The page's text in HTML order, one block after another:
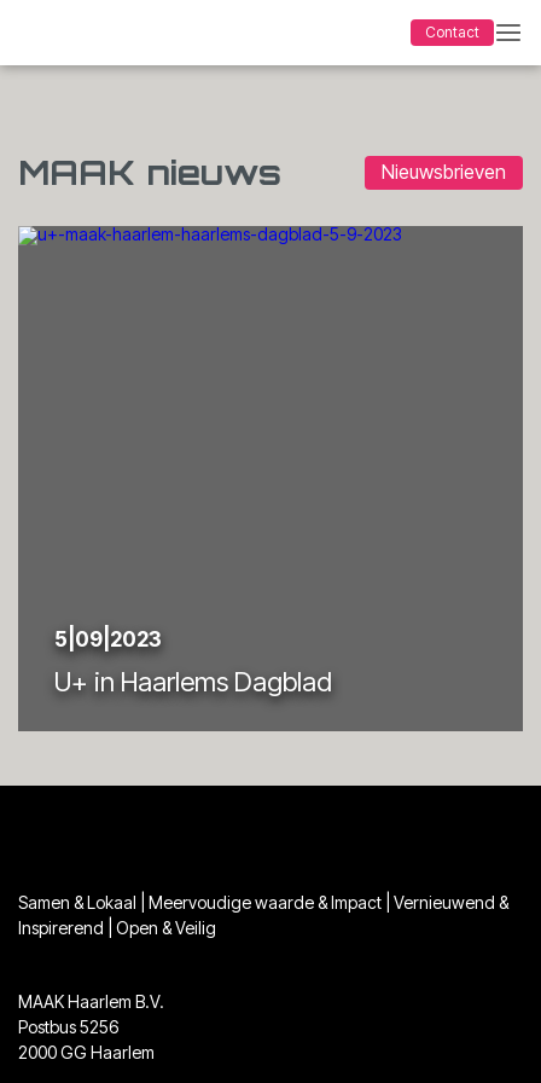
Contact
MAAK nieuws Nieuwsbrieven
5|09|2023
U+ in Haarlems Dagblad
Samen & Lokaal | Meervoudige waarde & Impact | Vernieuwend &
Inspirerend | Open & Veilig
MAAK Haarlem B.V.
Postbus 5256
2000 GG Haarlem